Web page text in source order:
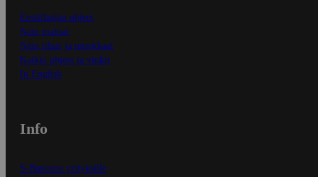
Ensitilaajan ohjeet
Näin maksat
Näin tilaat ja muokkaat
Kaikki ohjeet ja vinkit
In English
Info
S-Business yrityksille